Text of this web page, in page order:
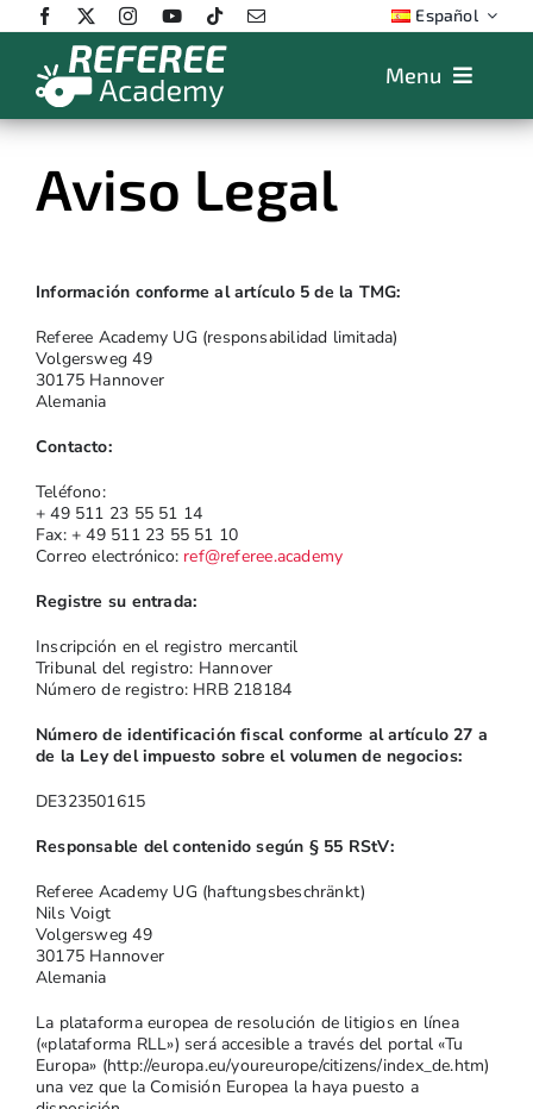
to
Español
Menu
Características
Precios
Educación
FAQs
Shop
Aviso Legal
Información conforme al artículo 5 de la TMG:
Referee Academy UG (responsabilidad limitada)
Volgersweg 49
30175 Hannover
Alemania
Contacto:
Teléfono:
+ 49 511 23 55 51 14
Fax: + 49 511 23 55 51 10
Correo electrónico: ref@referee.academy
Registre su entrada:
Inscripción en el registro mercantil
Tribunal del registro: Hannover
Número de registro: HRB 218184
Número de identificación fiscal conforme al artículo 27 a
de la Ley del impuesto sobre el volumen de negocios:
DE323501615
Responsable del contenido según § 55 RStV:
Referee Academy UG (haftungsbeschränkt)
Nils Voigt
Volgersweg 49
30175 Hannover
Alemania
La plataforma europea de resolución de litigios en línea
(«plataforma RLL») será accesible a través del portal «Tu
Europa» (http://europa.eu/youreurope/citizens/index_de.htm)
una vez que la Comisión Europea la haya puesto a